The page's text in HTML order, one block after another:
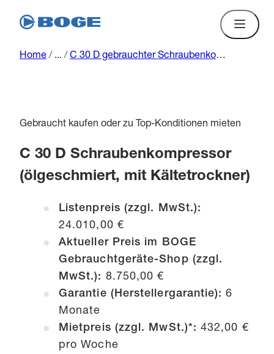
Home / ... / C 30 D gebrauchter Schraubenkompressor (ölgeschmiert)
Gebraucht kaufen oder zu Top-Konditionen mieten
C 30 D Schraubenkompressor
(ölgeschmiert, mit Kältetrockner)
Listenpreis (zzgl. MwSt.):
24.010,00 €
Aktueller Preis im BOGE
Gebrauchtgeräte-Shop (zzgl.
MwSt.): 8.750,00 €
Garantie (Herstellergarantie):6
Monate
Mietpreis (zzgl. MwSt.)*:432,00 €
pro Woche